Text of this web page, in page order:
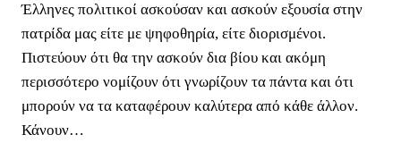
Έλληνες πολιτικοί ασκούσαν και ασκούν εξουσία στην
πατρίδα μας είτε με ψηφοθηρία, είτε διορισμένοι.
Πιστεύουν ότι θα την ασκούν δια βίου και ακόμη
περισσότερο νομίζουν ότι γνωρίζουν τα πάντα και ότι
μπορούν να τα καταφέρουν καλύτερα από κάθε άλλον.
Κάνουν…